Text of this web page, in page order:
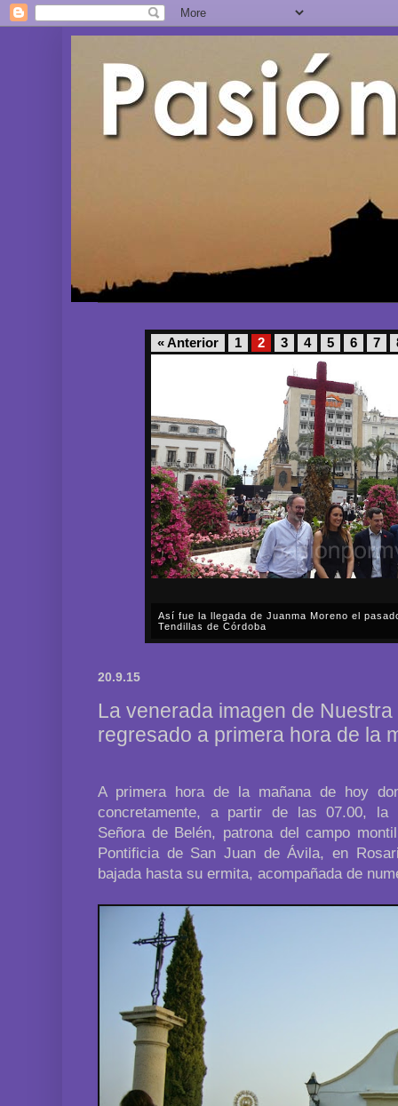
« Anterior 1 2 3 4 5 6 7
Así fue la llegada de Juanma Moreno el
Tendillas de Córdoba
20.9.15
La venerada imagen de
regresado a primera hora de la
A primera hora de la mañana de hoy
concretamente, a partir de las 07.00, la
Señora de Belén, patrona del campo
Pontificia de San Juan de Ávila, en
bajada hasta su ermita, acompañada de